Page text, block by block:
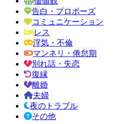
告白・プロポーズ
コミュニケーション
レス
浮気・不倫
マンネリ・倦怠期
別れ話・失恋
復縁
離婚
夫婦
夜のトラブル
その他